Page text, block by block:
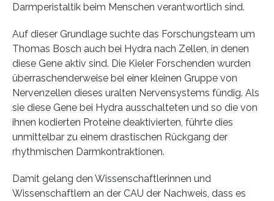
Darmperistaltik beim Menschen verantwortlich sind.
Auf dieser Grundlage suchte das Forschungsteam um
Thomas Bosch auch bei Hydra nach Zellen, in denen
diese Gene aktiv sind. Die Kieler Forschenden wurden
überraschenderweise bei einer kleinen Gruppe von
Nervenzellen dieses uralten Nervensystems fündig. Als
sie diese Gene bei Hydra ausschalteten und so die von
ihnen kodierten Proteine deaktivierten, führte dies
unmittelbar zu einem drastischen Rückgang der
rhythmischen Darmkontraktionen.
Damit gelang den Wissenschaftlerinnen und
Wissenschaftlern an der CAU der Nachweis, dass es